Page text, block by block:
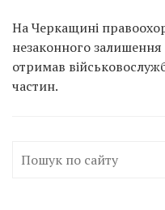
На Черкащині
незаконного залишення
отримав
частин.